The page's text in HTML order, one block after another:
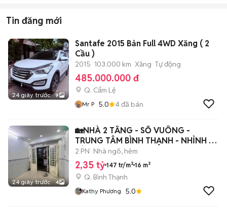
Tin đăng mới
24 giây trước 9
Santafe 2015 Bản Full 4WD Xăng ( 2
Cầu )
2015 103.000 km Xăng Tự động
485.000.000 đ
Q. Cẩm Lệ
Mr P 5.0 4đã bán
24 giây trước 4
🏡NHÀ 2 TẦNG - SỔ VUÔNG -
TRUNG TÂM BÌNH THẠNH - NHỈNH 2
TỶ
2 PN Nhà ngõ, hẻm
2,35 tỷ 147 tr/m² 16 m²
Q. Bình Thạnh
Kathy Phương 5.0